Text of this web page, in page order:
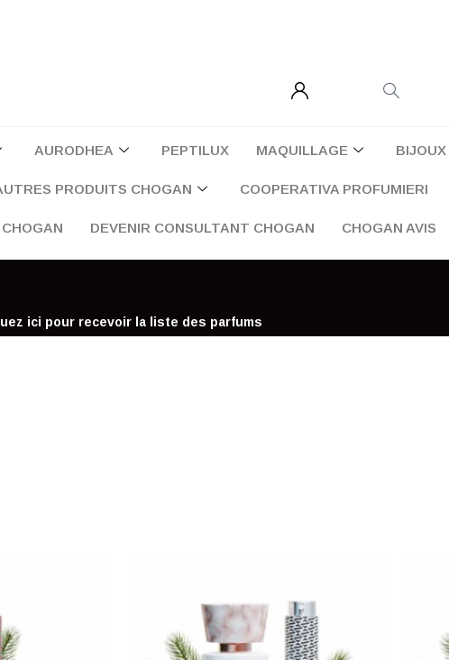
AURODHEA PEPTILUX MAQUILLAGE
PRODUITS CHOGAN COOPERATIVA PROFUMIERI
DEVENIR CONSULTANT CHOGAN CHOGAN AVIS
ici pour recevoir la liste des parfums